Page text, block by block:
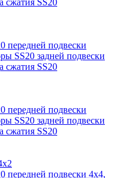
сжатия SS20
передней подвески
SS20 задней подвески
сжатия SS20
передней подвески
SS20 задней подвески
сжатия SS20
передней подвески 4х4,